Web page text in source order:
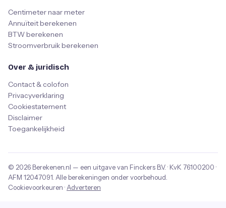
Centimeter naar meter
Annuïteit berekenen
BTW berekenen
Stroomverbruik berekenen
Over & juridisch
Contact & colofon
Privacyverklaring
Cookiestatement
Disclaimer
Toegankelijkheid
© 2026 Berekenen.nl — een uitgave van Finckers B.V. · KvK 76100200 ·
AFM 12047091 . Alle berekeningen onder voorbehoud.
Cookievoorkeuren · Adverteren